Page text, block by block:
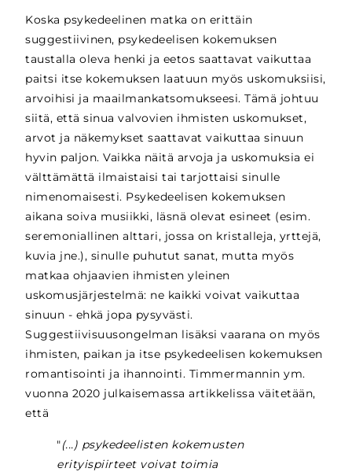
Koska psykedeelinen matka on erittäin
suggestiivinen, psykedeelisen kokemuksen
taustalla oleva henki ja eetos saattavat vaikuttaa
paitsi itse kokemuksen laatuun myös uskomuksiisi,
arvoihisi ja maailmankatsomukseesi. Tämä johtuu
siitä, että sinua valvovien ihmisten uskomukset,
arvot ja näkemykset saattavat vaikuttaa sinuun
hyvin paljon. Vaikka näitä arvoja ja uskomuksia ei
välttämättä ilmaistaisi tai tarjottaisi sinulle
nimenomaisesti. Psykedeelisen kokemuksen
aikana soiva musiikki, läsnä olevat esineet (esim.
seremoniallinen alttari, jossa on kristalleja, yrttejä,
kuvia jne.), sinulle puhutut sanat, mutta myös
matkaa ohjaavien ihmisten yleinen
uskomusjärjestelmä: ne kaikki voivat vaikuttaa
sinuun - ehkä jopa pysyvästi.
Suggestiivisuusongelman lisäksi vaarana on myös
ihmisten, paikan ja itse psykedeelisen kokemuksen
romantisointi ja ihannointi. Timmermannin ym.
vuonna 2020 julkaisemassa artikkelissa väitetään,
että
"(...) psykedeelisten kokemusten
erityispiirteet voivat toimia